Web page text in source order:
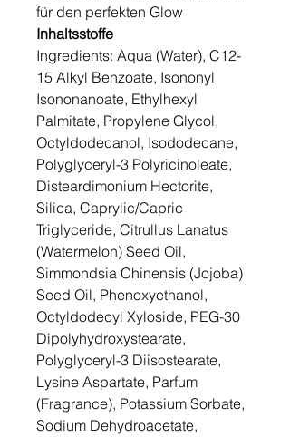
für den perfekten Glow
Inhaltsstoffe
Ingredients: Aqua (Water), C12-
15 Alkyl Benzoate, Isononyl
Isononanoate, Ethylhexyl
Palmitate, Propylene Glycol,
Octyldodecanol, Isododecane,
Polyglyceryl-3 Polyricinoleate,
Disteardimonium Hectorite,
Silica, Caprylic/Capric
Triglyceride, Citrullus Lanatus
(Watermelon) Seed Oil,
Simmondsia Chinensis (Jojoba)
Seed Oil, Phenoxyethanol,
Octyldodecyl Xyloside, PEG-30
Dipolyhydroxystearate,
Polyglyceryl-3 Diisostearate,
Lysine Aspartate, Parfum
(Fragrance), Potassium Sorbate,
Sodium Dehydroacetate,